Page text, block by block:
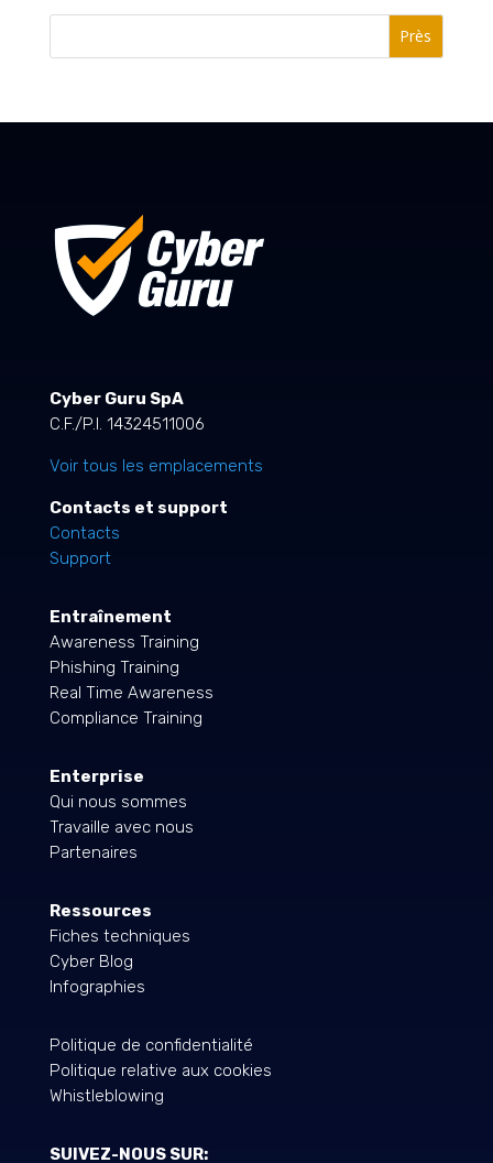
Près
Cyber Guru SpA
C.F./P.I. 14324511006
Voir tous les emplacements
Contacts et support
Contacts
Support
Entraînement
Awareness Training
Phishing Training
Real Time Awareness
Compliance Training
Enterprise
Qui nous sommes
Travaille avec nous
Partenaires
Ressources
Fiches techniques
Cyber Blog
Infographies
Politique de confidentialité
Politique relative aux cookies
Whistleblowing
SUIVEZ-NOUS SUR: